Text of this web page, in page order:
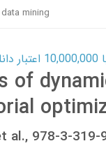
mining
of
al., 978-3-